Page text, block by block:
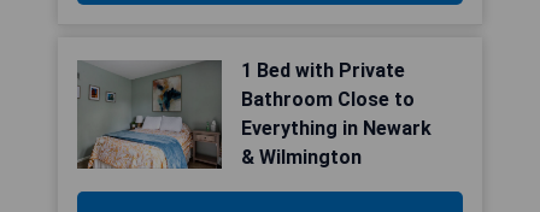
1 Bed with Private
Bathroom Close to
Everything in Newark
& Wilmington